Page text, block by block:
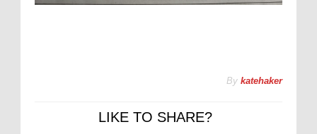
By katehaker
LIKE TO SHARE?